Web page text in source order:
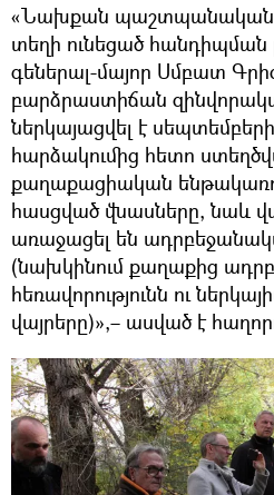
«Նախքան պաշտպանական
տեղի ունեցած հանդիպման
գեներալ-մայոր Սմբատ
բարձրաստիճան
ներկայացվել է
հարձակումից հետո
քաղաքացիական
հասցված վնասները, նաև
առաջացել են
(նախկինում քաղաքից
հեռավորությունն ու
վայրերը)»,– ասված է